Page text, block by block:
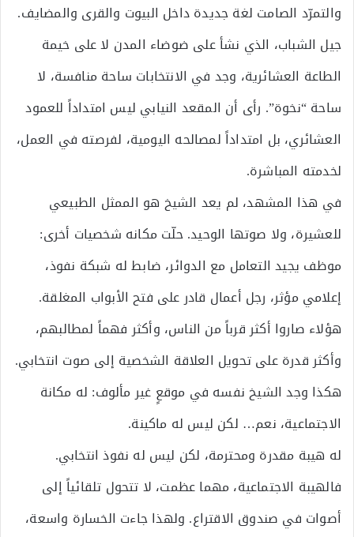
والتمرّد الصامت لغة جديدة داخل البيوت والقرى والمضايف.
جيل الشباب، الذي نشأ على ضوضاء المدن لا على خيمة
الطاعة العشائرية، وجد في الانتخابات ساحة منافسة، لا
ساحة “نخوة”. رأى أن المقعد النيابي ليس امتداداً للعمود
العشائري، بل امتداداً لمصالحه اليومية، لفرصته في العمل،
لخدمته المباشرة.
في هذا المشهد، لم يعد الشيخ هو الممثل الطبيعي
للعشيرة، ولا صوتها الوحيد. حلّت مكانه شخصيات أخرى:
موظف يجيد التعامل مع الدوائر، ضابط له شبكة نفوذ،
إعلامي مؤثر، رجل أعمال قادر على فتح الأبواب المغلقة.
هؤلاء صاروا أكثر قرباً من الناس، وأكثر فهماً لمطالبهم،
وأكثر قدرة على تحويل العلاقة الشخصية إلى صوت انتخابي.
هكذا وجد الشيخ نفسه في موقعٍ غير مألوف: له مكانة
الاجتماعية، نعم… لكن ليس له ماكينة.
له هيبة مقدرة ومحترمة، لكن ليس له نفوذ انتخابي.
فالهيبة الاجتماعية، مهما عظمت، لا تتحول تلقائياً إلى
أصوات في صندوق الاقتراع. ولهذا جاءت الخسارة واسعة،